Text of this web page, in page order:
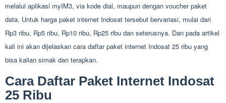
melalui aplikasi myIM3, via kode dial, maupun dengan voucher paket
data. Untuk harga paket internet Indosat tersebut bervariasi, mulai dari
Rp3 ribu, Rp5 ribu, Rp10 ribu, Rp25 ribu dan seterusnya. Dan pada artikel
kali ini akan dijelaskan cara daftar paket internet Indosat 25 ribu yang
bisa kalian simak dan terapkan.
Cara Daftar Paket Internet Indosat
25 Ribu